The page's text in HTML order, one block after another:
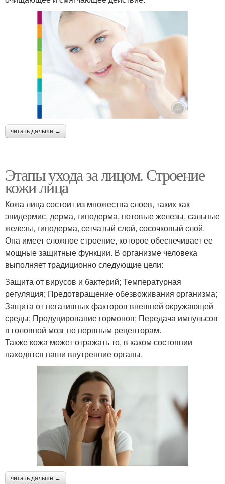
читать дальше →
Этапы ухода за лицом. Строение
кожи лица
Кожа лица состоит из множества слоев, таких как
эпидермис, дерма, гиподерма, потовые железы, сальные
железы, гиподерма, сетчатый слой, сосочковый слой.
Она имеет сложное строение, которое обеспечивает ее
мощные защитные функции. В организме человека
выполняет традиционно следующие цели:
Защита от вирусов и бактерий; Температурная
регуляция; Предотвращение обезвоживания организма;
Защита от негативных факторов внешней окружающей
среды; Продуцирование гормонов; Передача импульсов
в головной мозг по нервным рецепторам.
Также кожа может отражать то, в каком состоянии
находятся наши внутренние органы.
читать дальше →